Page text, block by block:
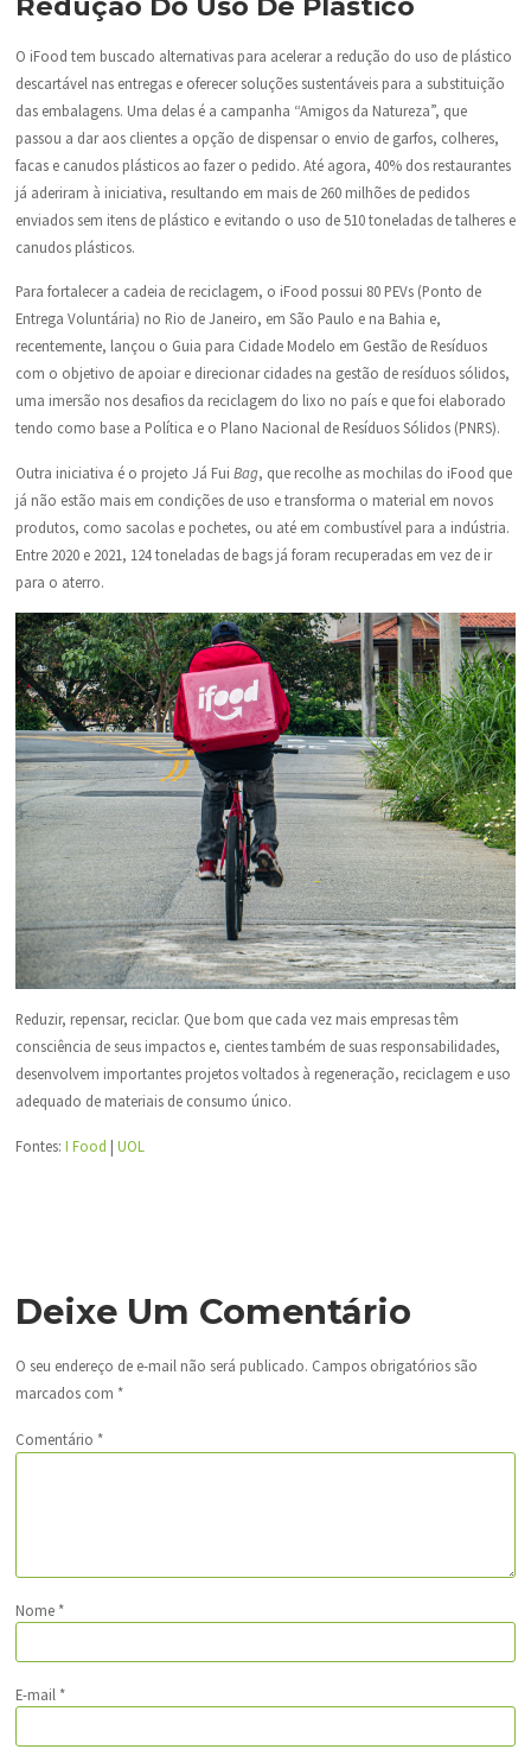
O iFood tem buscado alternativas para acelerar a redução do uso de plástico
descartável nas entregas e oferecer soluções sustentáveis para a substituição
das embalagens. Uma delas é a campanha “Amigos da Natureza”, que
passou a dar aos clientes a opção de dispensar o envio de garfos, colheres,
facas e canudos plásticos ao fazer o pedido. Até agora, 40% dos restaurantes
já aderiram à iniciativa, resultando em mais de 260 milhões de pedidos
enviados sem itens de plástico e evitando o uso de 510 toneladas de talheres e
canudos plásticos.
Para fortalecer a cadeia de reciclagem, o iFood possui 80 PEVs (Ponto de
Entrega Voluntária) no Rio de Janeiro, em São Paulo e na Bahia e,
recentemente, lançou o Guia para Cidade Modelo em Gestão de Resíduos
com o objetivo de apoiar e direcionar cidades na gestão de resíduos sólidos,
uma imersão nos desafios da reciclagem do lixo no país e que foi elaborado
tendo como base a Política e o Plano Nacional de Resíduos Sólidos (PNRS).
Outra iniciativa é o projeto Já Fui Bag, que recolhe as mochilas do iFood que
já não estão mais em condições de uso e transforma o material em novos
produtos, como sacolas e pochetes, ou até em combustível para a indústria.
Entre 2020 e 2021, 124 toneladas de bags já foram recuperadas em vez de ir
para o aterro.
Reduzir, repensar, reciclar. Que bom que cada vez mais empresas têm
consciência de seus impactos e, cientes também de suas responsabilidades,
desenvolvem importantes projetos voltados à regeneração, reciclagem e uso
adequado de materiais de consumo único.
Fontes: I Food | UOL
Deixe Um Comentário
O seu endereço de e-mail não será publicado. Campos obrigatórios são
marcados com *
Comentário *
Nome *
E-mail *